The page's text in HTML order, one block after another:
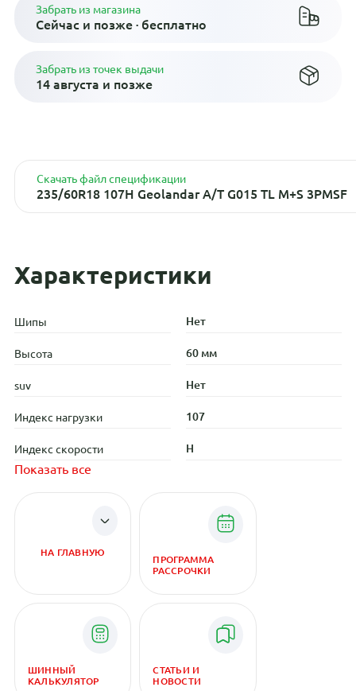
Забрать из магазина
Сейчас и позже · бесплатно
Забрать из точек выдачи
14 августа и позже
Скачать файл спецификации
235/60R18 107H Geolandar A/T G015 TL M+S 3PMSF
Характеристики
Шипы Нет
Высота 60 мм
suv Нет
Индекс нагрузки 107
Индекс скорости H
Показать все
НА ГЛАВНУЮ
ПРОГРАММА
РАССРОЧКИ
ШИННЫЙ
КАЛЬКУЛЯТОР
СТАТЬИ И
НОВОСТИ